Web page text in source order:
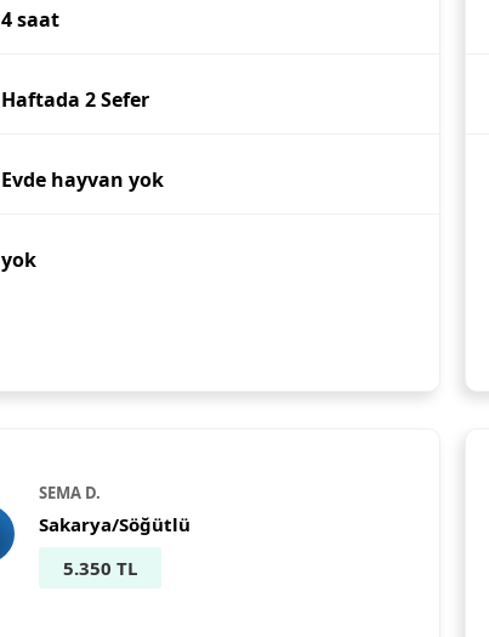
4 saat
Haftada 2 Sefer
Evde hayvan yok
yok
SEMA D.
Sakarya/Söğütlü
5.350 TL